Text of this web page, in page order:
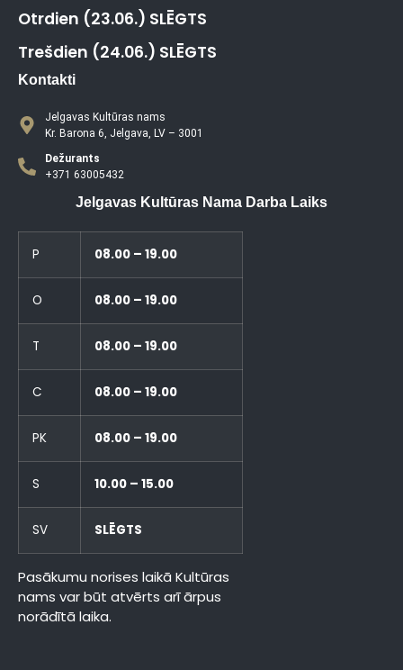
Otrdien (23.06.) SLĒGTS
Trešdien (24.06.) SLĒGTS
Kontakti
Jelgavas Kultūras nams
Kr. Barona 6, Jelgava, LV – 3001
Dežurants
+371 63005432
Jelgavas Kultūras Nama Darba Laiks
P 08.00 – 19.00
O 08.00 – 19.00
T 08.00 – 19.00
C 08.00 – 19.00
PK 08.00 – 19.00
S 10.00 – 15.00
SV SLĒGTS
Pasākumu norises laikā Kultūras
nams var būt atvērts arī ārpus
norādītā laika.